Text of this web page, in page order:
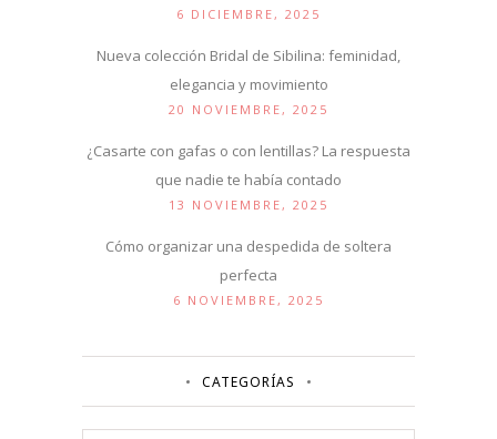
6 DICIEMBRE, 2025
Nueva colección Bridal de Sibilina: feminidad,
elegancia y movimiento
20 NOVIEMBRE, 2025
¿Casarte con gafas o con lentillas? La respuesta
que nadie te había contado
13 NOVIEMBRE, 2025
Cómo organizar una despedida de soltera
perfecta
6 NOVIEMBRE, 2025
CATEGORÍAS